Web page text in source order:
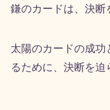
鎌のカードは、決断
太陽のカードの成
るために、決断を迫